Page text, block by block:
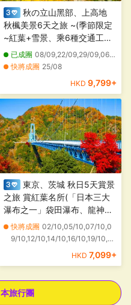
秋の立山黑部、上高地
秋楓美景6天之旅 ~(季節限定
~紅葉+雪景、乘6種交通工具
深度暢遊)、賞紅葉名所(名古
屋城、「日本三大名園」兼六
合掌村、「日本中部世外桃
源」上高地
已成團 08/09,22/09,29/09,06/10,13/10,20/10,06/11,13/11
快將成團 25/08
HKD 9,799+
東京、茨城 秋日5天賞景
之旅 賞紅葉名所(「日本三大
瀑布之一」袋田瀑布、龍神大
吊橋、「世界文化遺產」日光
東照宮、成田山新勝寺)
快將成團 02/10,05/10,07/10,0
9/10,12/10,14/10,16/10,19/10,2
1/10,23/10,28/10,30/10,04/11,
06/11,11/11,13/11,18/11,20/11,25/
HKD 7,099+
旅行團